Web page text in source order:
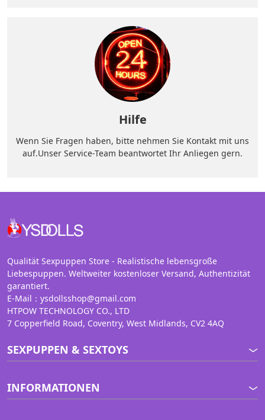
Hilfe
Wenn Sie Fragen haben, bitte nehmen Sie Kontakt mit uns
auf.Unser Service-Team beantwortet Ihr Anliegen gern.
Qualität Sexpuppen Store - Realistische lebensgroße
Liebespuppen. Weltweiter kostenloser Versand, Authentizität
garantiert.
E-Mail：ysdollsshop@gmail.com
HTPOW TECHNOLOGY CO., LTD
7 Copperfield Road, Coventry, West Midlands, CV2 4AQ
SEXPUPPEN & SEXTOYS
INFORMATIONEN